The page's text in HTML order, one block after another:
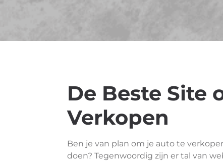
De Beste Site
Verkopen
Ben je van plan om je auto te
doen? Tegenwoordig zijn er tal van